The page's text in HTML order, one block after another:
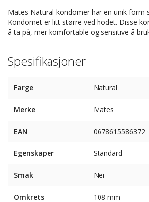
Mates Natural-kondomer har en unik form
Kondomet er litt større ved hodet. Disse
å ta på, mer komfortable og sensitive å
Spesifikasjoner
Farge Natural
Merke Mates
EAN 0678615586372
Egenskaper Standard
Smak Nei
Omkrets 108 mm